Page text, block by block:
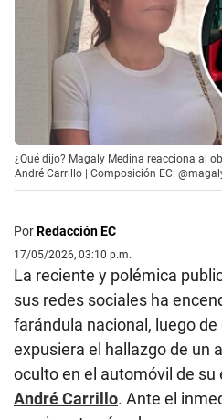
¿Qué dijo? Magaly Medina reacciona al
André Carrillo | Composición EC:
PorRedacción EC
17/05/2026, 03:10 p.m.
La reciente y polémica
sus redes sociales ha
farándula nacional, luego
expusiera el hallazgo de un
oculto en el automóvil de su
André Carrillo. Ante el